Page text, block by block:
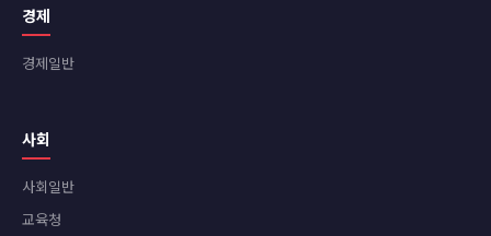
경제
경제일반
사회
사회일반
교육청